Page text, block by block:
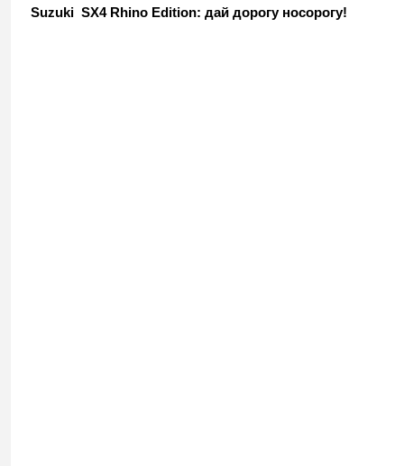
Suzuki SX4 Rhino Edition: дай дорогу носорогу!